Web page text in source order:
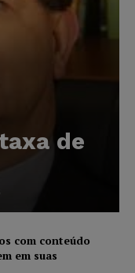
de
com conteúdo
em suas